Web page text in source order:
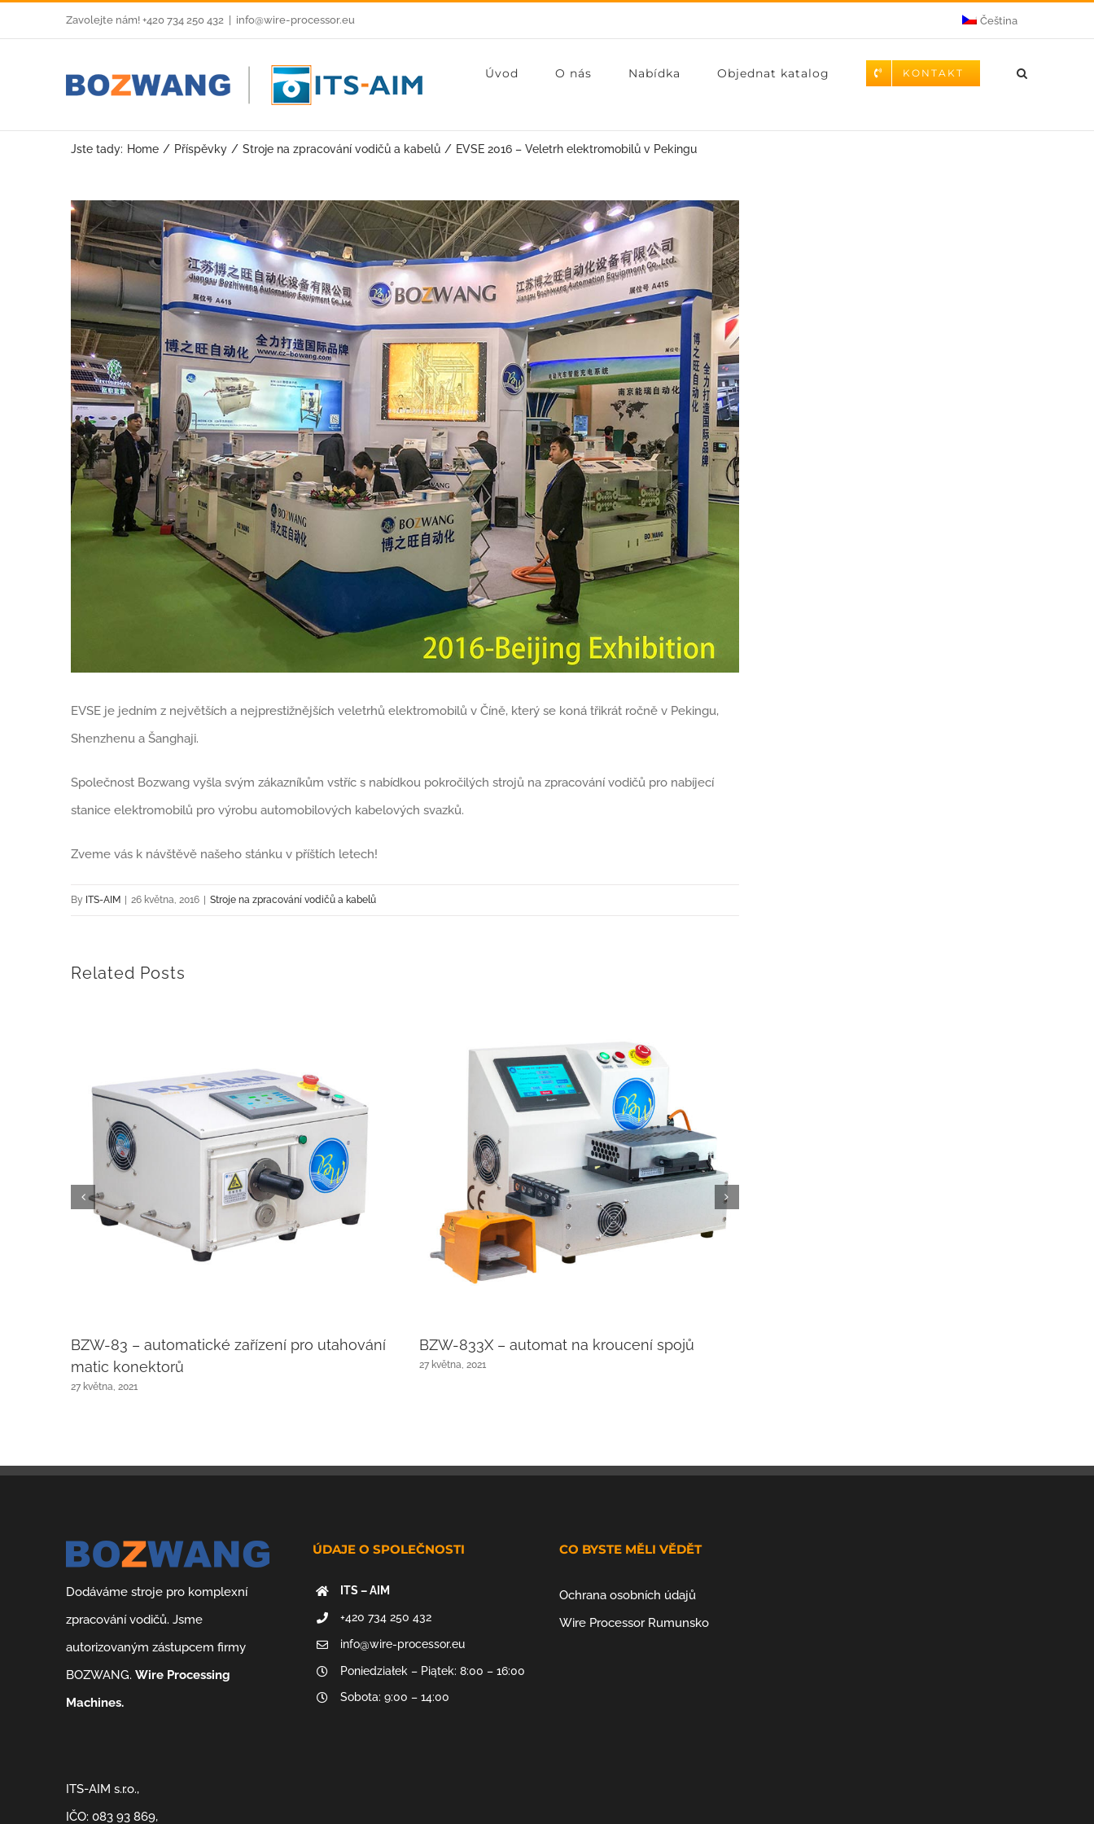
to
Zavolejte nám! +420 734 250 432 info@wire-processor.eu Čeština
Úvod O nás Nabídka Objednat katalog KONTAKT
Jste tady: Home Příspěvky Stroje na zpracování vodičů a kabelů EVSE 2016 – Veletrh elektromobilů v Pekingu
View
Larger
Image
EVSE je jedním z největších a nejprestižnějších veletrhů elektromobilů v Číně, který se koná třikrát ročně v Pekingu,
Shenzhenu a Šanghaji.
Společnost Bozwang vyšla svým zákazníkům vstříc s nabídkou pokročilých strojů na zpracování vodičů pro nabíjecí
stanice elektromobilů pro výrobu automobilových kabelových svazků.
Zveme vás k návštěvě našeho stánku v příštích letech!
By ITS-AIM 26 května, 2016 Stroje na zpracování vodičů a kabelů
Related Posts
BZW-83 – automatické zařízení pro utahování
matic konektorů
27 května, 2021
BZW-833X – automat na kroucení spojů
27 května, 2021
Dodáváme stroje pro komplexní
zpracování vodičů. Jsme
autorizovaným zástupcem firmy
BOZWANG.Wire Processing
Machines.
ITS-AIM s.r.o.,
IČO: 083 93 869,
ÚDAJE O SPOLEČNOSTI
ITS – AIM
+420 734 250 432
info@wire-processor.eu
Poniedziałek – Piątek: 8:00 – 16:00
Sobota: 9:00 – 14:00
CO BYSTE MĚLI VĚDĚT
Ochrana osobních údajů
Wire Processor Rumunsko